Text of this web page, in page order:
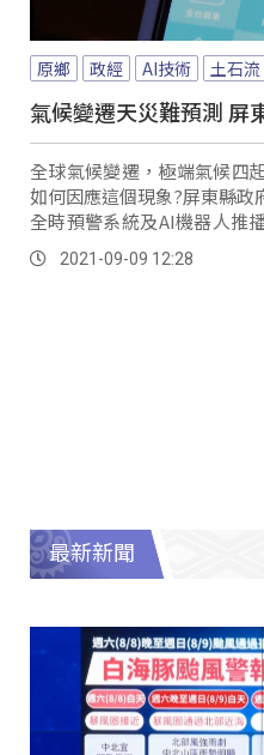
原鄉 政經 AI技術 土石流
氣候變遷天災難預測 屏
全球氣候變遷，極端氣候四
如何因應這個現象?屏東縣政
全時預警系統及AI機器人推
新資訊。2021-09-09 12:28
最新新聞